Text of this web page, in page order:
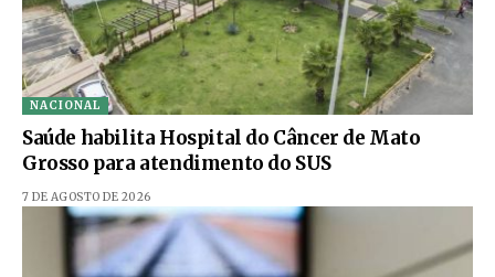
NACIONAL
Saúde habilita Hospital do Câncer de Mato
Grosso para atendimento do SUS
7 DE AGOSTO DE 2026